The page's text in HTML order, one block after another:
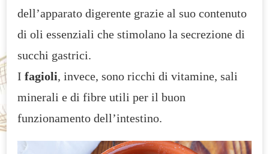
dell’apparato digerente grazie al suo contenuto
di oli essenziali che stimolano la secrezione di
succhi gastrici.
I fagioli, invece, sono ricchi di vitamine, sali
minerali e di fibre utili per il buon
funzionamento dell’intestino.